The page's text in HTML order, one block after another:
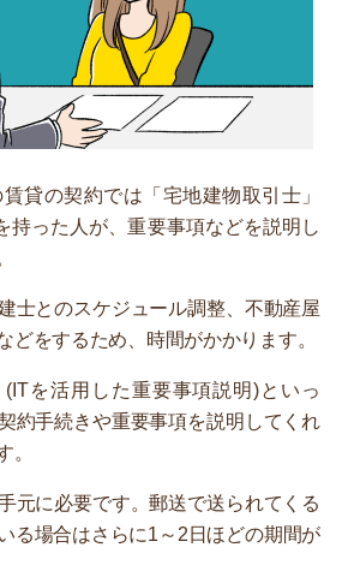
貸の契約では「宅地建物取引士」
持った人が、重要事項などを説明し
士とのスケジュール調整、不動産屋
どをするため、時間がかかります。
を活用した重要事項説明)といっ
約手続きや重要事項を説明してくれ
。
元に必要です。郵送で送られてくる
る場合はさらに1～2日ほどの期間が